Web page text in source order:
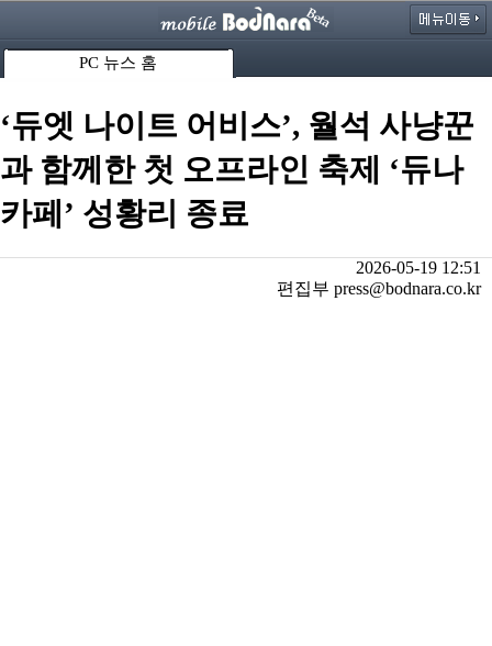
PC 뉴스 홈
‘듀엣 나이트 어비스’, 월석 사냥꾼
과 함께한 첫 오프라인 축제 ‘듀나
카페’ 성황리 종료
2026-05-19 12:51
편집부 press@bodnara.co.kr